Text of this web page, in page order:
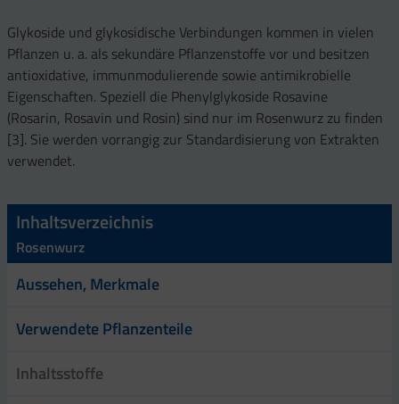
Glykoside und glykosidische Verbindungen kommen in vielen
Pflanzen u. a. als sekundäre Pflanzenstoffe vor und besitzen
antioxidative, immunmodulierende sowie antimikrobielle
Eigenschaften. Speziell die Phenylglykoside Rosavine
(Rosarin, Rosavin und Rosin) sind nur im Rosenwurz zu finden
[3]. Sie werden vorrangig zur Standardisierung von Extrakten
verwendet.
Inhaltsverzeichnis
Rosenwurz
Aussehen, Merkmale
Verwendete Pflanzenteile
Inhaltsstoffe